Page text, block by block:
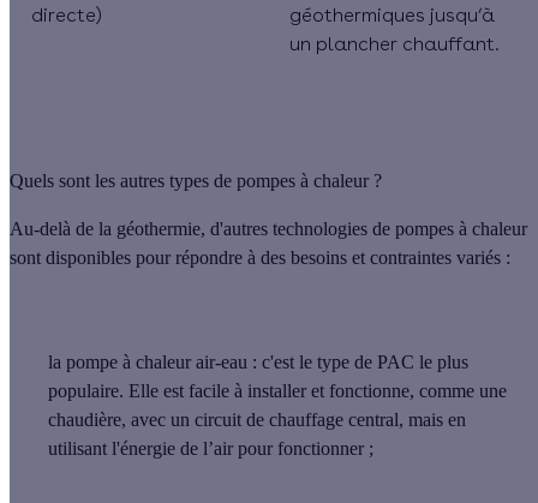
directe)
géothermiques jusqu’à
un plancher chauffant.
Quels sont les autres types de pompes à chaleur ?
Au-delà de la géothermie, d'autres technologies de pompes à chaleur
sont disponibles pour répondre à des besoins et contraintes variés :
la pompe à chaleur air-eau : c'est le type de PAC le plus
populaire. Elle est facile à installer et fonctionne, comme une
chaudière, avec un circuit de chauffage central, mais en
utilisant l'énergie de l’air pour fonctionner ;